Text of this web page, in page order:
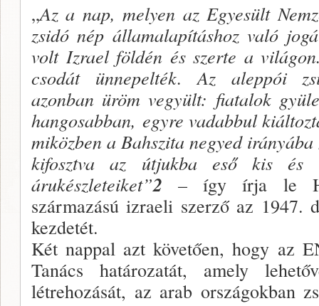
„Az a nap, melyen az Egyesült
zsidó nép államalapításhoz való
volt Izrael földén és szerte a
csodát ünnepelték. Az aleppói
azonban üröm vegyült: fiatalok
hangosabban, egyre vadabbul
miközben a Bahszita negyed
kifosztva az útjukba eső kis
árukészleteiket”2 – így írja le
származású izraeli szerző az 1947.
kezdetét.
Két nappal azt követően, hogy az
Tanács határozatát, amely
létrehozását, az arab országokban